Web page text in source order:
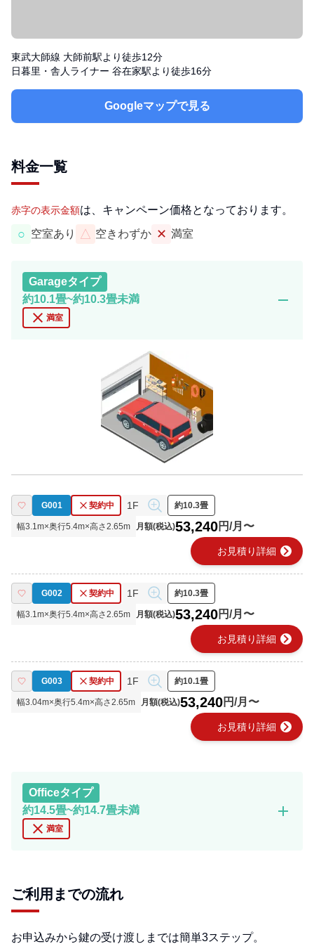
東武大師線 大師前駅より徒歩12分
日暮里・舎人ライナー 谷在家駅より徒歩16分
Googleマップで見る
料金一覧
赤字の表示金額は、キャンペーン価格となっております。
○ 空室あり △ 空きわずか ✕ 満室
Garageタイプ
約10.1畳~約10.3畳未満
close 満室
remove
G001 契約中 1F 約10.3畳
幅3.1m×奥行5.4m×高さ2.65m 月額(税込)53,240円/月〜
お見積り詳細 chevron_right
G002 契約中 1F 約10.3畳
幅3.1m×奥行5.4m×高さ2.65m 月額(税込)53,240円/月〜
お見積り詳細 chevron_right
G003 契約中 1F 約10.1畳
幅3.04m×奥行5.4m×高さ2.65m 月額(税込)53,240円/月〜
お見積り詳細 chevron_right
Officeタイプ
約14.5畳~約14.7畳未満
close 満室
add
ご利用までの流れ
お申込みから鍵の受け渡しまでは簡単3ステップ。